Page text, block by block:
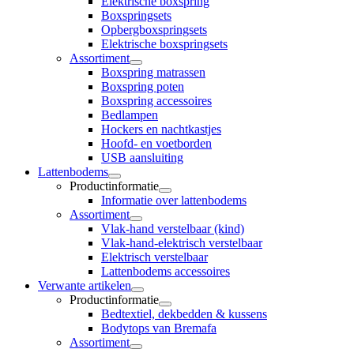
Boxspringsets
Opbergboxspringsets
Elektrische boxspringsets
Assortiment
Boxspring matrassen
Boxspring poten
Boxspring accessoires
Bedlampen
Hockers en nachtkastjes
Hoofd- en voetborden
USB aansluiting
Lattenbodems
Productinformatie
Informatie over lattenbodems
Assortiment
Vlak-hand verstelbaar (kind)
Vlak-hand-elektrisch verstelbaar
Elektrisch verstelbaar
Lattenbodems accessoires
Verwante artikelen
Productinformatie
Bedtextiel, dekbedden & kussens
Bodytops van Bremafa
Assortiment